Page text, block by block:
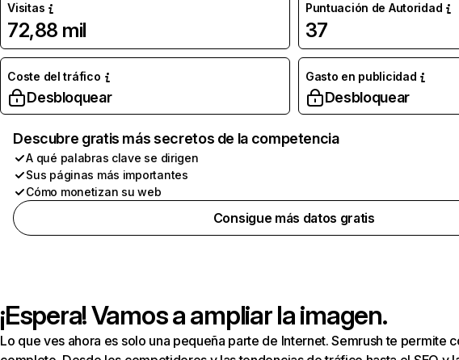
Visitas
72,88 mil
Puntuación de Autoridad
37
Coste del tráfico
Desbloquear
Gasto en publicidad
Desbloquear
Descubre gratis más secretos de la competencia
A qué palabras clave se dirigen
Sus páginas más importantes
Cómo monetizan su web
Consigue más datos gratis
¡Espera! Vamos a ampliar la imagen.
Lo que ves ahora es solo una pequeña parte de Internet. Semrush te permite